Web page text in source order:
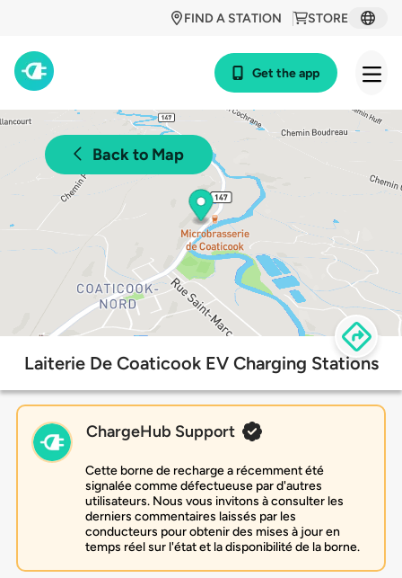
STORE
FIND A STATION
Get the app
Back to Map
Laiterie De Coaticook EV Charging Stations
ChargeHub Support
Cette borne de recharge a récemment été
signalée comme défectueuse par d'autres
utilisateurs. Nous vous invitons à consulter les
derniers commentaires laissés par les
conducteurs pour obtenir des mises à jour en
temps réel sur l'état et la disponibilité de la borne.